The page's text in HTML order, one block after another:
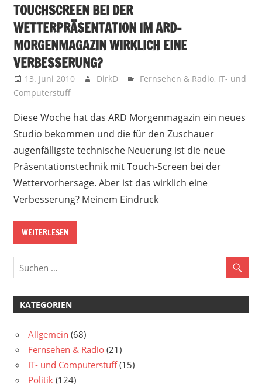
TOUCHSCREEN BEI DER
WETTERPRÄSENTATION IM ARD-
MORGENMAGAZIN WIRKLICH EINE
VERBESSERUNG?
13. Juni 2010 DirkD Fernsehen & Radio, IT- und
Computerstuff
Diese Woche hat das ARD Morgenmagazin ein neues
Studio bekommen und die für den Zuschauer
augenfälligste technische Neuerung ist die neue
Präsentationstechnik mit Touch-Screen bei der
Wettervorhersage. Aber ist das wirklich eine
Verbesserung? Meinem Eindruck
WEITERLESEN
KATEGORIEN
Allgemein (68)
Fernsehen & Radio (21)
IT- und Computerstuff(15)
Politik (124)